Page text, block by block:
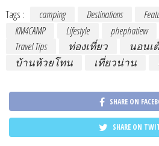
Tags : camping Destinations
KM4CAMP
Lifestyle phephatiew
Travel Tips
ท่องเที่ยว
นอนเ
บ้านห้วยโทน
เที่ยวน่าน
SHARE ON
SHARE ON